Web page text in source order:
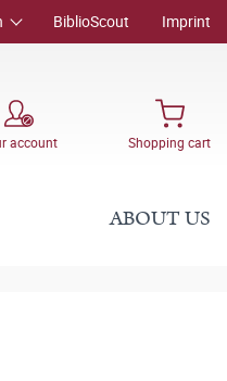
BiblioScout Imprint
account Shopping cart
ABOUT US